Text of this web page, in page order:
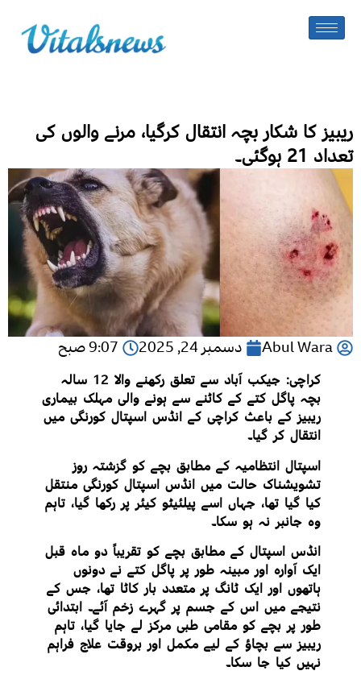
ریبیز کا شکار بچہ انتقال کرگیا، مرنے والوں کی
تعداد 21 ہوگئی۔
Abul Wara دسمبر 24, 2025 9:07 صبح
کراچی: جیکب آباد سے تعلق رکھنے والا 12 سالہ
بچہ پاگل کتے کے کاٹنے سے ہونے والی مہلک بیماری
ریبیز کے باعث کراچی کے انڈس اسپتال کورنگی میں
انتقال کر گیا۔
اسپتال انتظامیہ کے مطابق بچے کو گزشتہ روز
تشویشناک حالت میں انڈس اسپتال کورنگی منتقل
کیا گیا تھا، جہاں اسے پیلئیٹو کیئر پر رکھا گیا، تاہم
وہ جانبر نہ ہو سکا۔
انڈس اسپتال کے مطابق بچے کو تقریباً دو ماہ قبل
ایک آوارہ اور مبینہ طور پر پاگل کتے نے دونوں
ہاتھوں اور ایک ٹانگ پر متعدد بار کاٹا تھا، جس کے
نتیجے میں اس کے جسم پر گہرے زخم آئے۔ ابتدائی
طور پر بچے کو مقامی طبی مرکز لے جایا گیا، تاہم
ریبیز سے بچاؤ کے لیے مکمل اور بروقت علاج فراہم
نہیں کیا جا سکا۔